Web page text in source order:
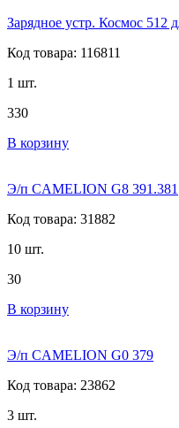
Зарядное устр. Космос 512
Код товара: 116811
1 шт.
330
В корзину
Э/п CAMELION G8 391.381
Код товара: 31882
10 шт.
30
В корзину
Э/п CAMELION G0 379
Код товара: 23862
3 шт.